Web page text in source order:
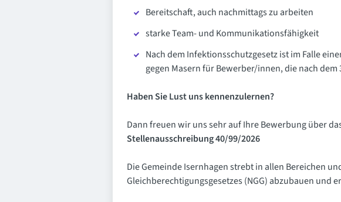
Bereitschaft, auch nachmittags zu arbeiten
starke Team- und Kommunikationsfähigkeit
Nach dem Infektionsschutzgesetz ist im Falle
gegen Masern für Bewerber/innen, die nach
Haben Sie Lust uns kennenzulernen?
Dann freuen wir uns sehr auf Ihre Bewerbung über
Stellenausschreibung 40/99/2026
Die Gemeinde Isernhagen strebt in allen Bereichen
Gleichberechtigungsgesetzes (NGG) abzubauen und